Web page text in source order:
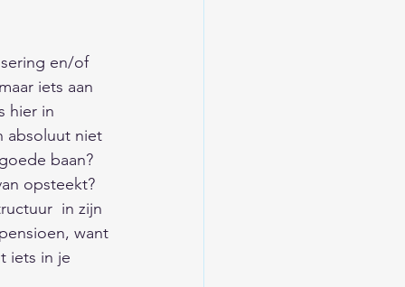
Veiligheid
en/of
iets aan
hier in
absoluut niet
baan?
opsteekt?
in zijn
want
iets in je